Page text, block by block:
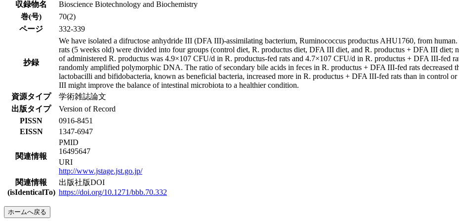
収録物名
Bioscience Biotechnology and Biochemistry
巻(号)
70(2)
ページ
332-339
抄録
We have isolated a difructose anhydride III (DFA III)-assimilating bacterium, Ruminococcus productus AHU1760, from
rats (5 weeks old) were divided into four groups (control diet, R. productus diet, DFA III diet, and R. productus + DFA III diet;
of administered R. productus was 4.9×107 CFU/d in R. productus-fed rats and 4.7×107 CFU/d in R. productus + DFA III-fed
randomly amplified polymorphic DNA. The ratio of secondary bile acids in feces in R. productus + DFA III-fed rats decreased
lactobacilli and bifidobacteria, known as beneficial bacteria, increased more in R. productus + DFA III-fed rats than in control
III might improve the balance of intestinal microbiota to a healthier condition.
資源タイプ
学術雑誌論文
出版タイプ
Version of Record
PISSN
0916-8451
EISSN
1347-6947
関連情報
PMID
16495647
URI
http://www.jstage.jst.go.jp/
関連情報
(isIdenticalTo)
出版社版DOI
https://doi.org/10.1271/bbb.70.332
ホームへ戻る